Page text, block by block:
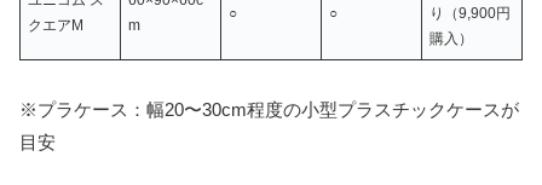
クエアM
m
○ ○
り（9,900円
購入）
※プラケース：幅20〜30cm程度の小型プラスチックケースが
目安